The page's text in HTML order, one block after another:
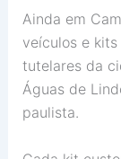
Ainda em
veículos e
tutelares da
Águas de
paulista.